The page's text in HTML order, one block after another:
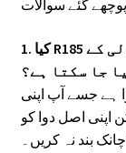
1. کیا R185 ڈراپس کو ایلوپیتھک بی پی کی گولی کے
جا سکتا ہے؟
ہے جسے آپ اپنی
اپنی اصل دوا کو
بند نہ کریں۔